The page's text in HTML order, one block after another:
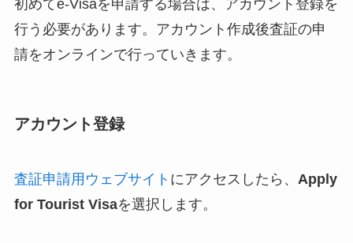
初めてe-Visaを申請する場合は、アカウント登録を
行う必要があります。アカウント作成後査証の申
請をオンラインで行っていきます。
アカウント登録
査証申請用ウェブサイト にアクセスしたら、 Apply
for Tourist Visaを選択します。